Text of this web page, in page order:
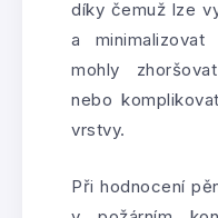
díky čemuž lze
a
mohly
nebo
vrstvy.
Při hodnocení